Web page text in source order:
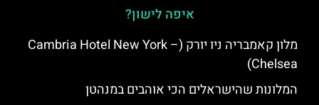
איפה לישון?
מלון קאמבריה ניו יורק (Cambria Hotel New York –
Chelsea)
המלונות שהישראלים הכי אוהבים במנהטן